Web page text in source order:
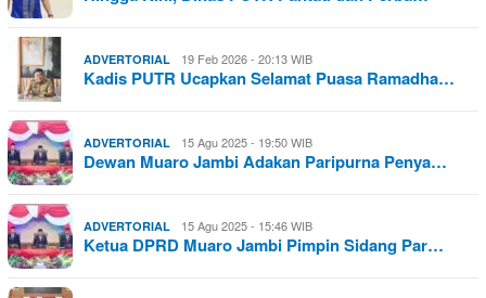
ADVERTORIAL 19 Feb 2026 - 20:13 WIB
Kadis PUTR Ucapkan Selamat Puasa Ramadha…
ADVERTORIAL 15 Agu 2025 - 19:50 WIB
Dewan Muaro Jambi Adakan Paripurna Penya…
ADVERTORIAL 15 Agu 2025 - 15:46 WIB
Ketua DPRD Muaro Jambi Pimpin Sidang Par…